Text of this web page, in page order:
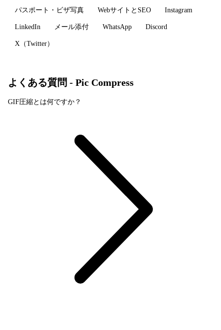
パスポート・ビザ写真 WebサイトとSEO Instagram
LinkedIn メール添付 WhatsApp Discord
X（Twitter）
よくある質問 - Pic Compress
GIF圧縮とは何ですか？